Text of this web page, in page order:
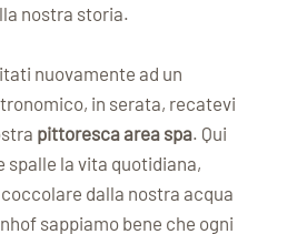
nostra storia.
nuovamente ad un
in serata, recatevi
pittoresca area spa. Qui
spalle la vita quotidiana,
dalla nostra acqua
sappiamo bene che ogni